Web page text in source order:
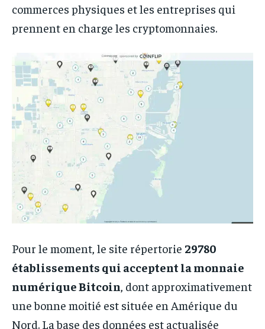
commerces physiques et les entreprises qui
prennent en charge les cryptomonnaies.
Pour le moment, le site répertorie 29780
établissements qui acceptent la monnaie
numérique Bitcoin , dont approximativement
une bonne moitié est située en Amérique du
Nord. La base des données est actualisée